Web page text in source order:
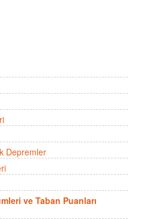
Depremler
ve Taban Puanları